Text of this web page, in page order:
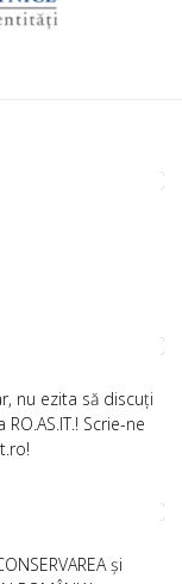
nu ezita să discuți
Scrie-ne
și